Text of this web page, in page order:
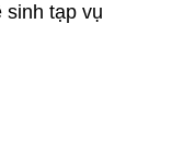
sinh tạp vụ